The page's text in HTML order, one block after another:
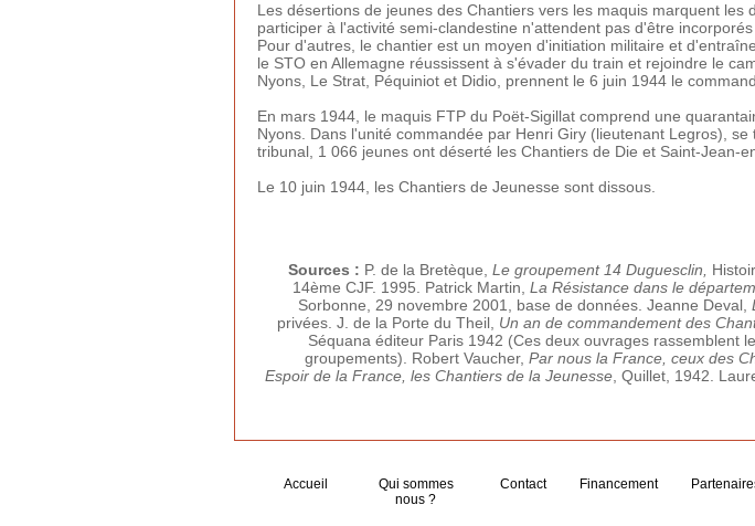
Les désertions de jeunes des Chantiers vers les maquis marquent
participer à l'activité semi-clandestine n'attendent pas d'être
Pour d'autres, le chantier est un moyen d'initiation militaire et
le STO en Allemagne réussissent à s'évader du train et rejoindre le
Nyons, Le Strat, Péquiniot et Didio, prennent le 6 juin 1944 le
En mars 1944, le maquis FTP du Poët-Sigillat comprend une
Nyons. Dans l'unité commandée par Henri Giry (lieutenant Legros),
tribunal, 1 066 jeunes ont déserté les Chantiers de Die et Saint-Jean-
Le 10 juin 1944, les Chantiers de Jeunesse sont dissous.
Sources : P. de la Bretèque, Le groupement 14 Duguesclin,
14ème CJF. 1995. Patrick Martin, La Résistance dans le
Sorbonne, 29 novembre 2001, base de données. Jeanne Deval,
privées. J. de la Porte du Theil, Un an de commandement des
Séquana éditeur Paris 1942 (Ces deux ouvrages rassemblent
groupements). Robert Vaucher, Par nous la France, ceux des
Espoir de la France, les Chantiers de la Jeunesse , Quillet, 1942.
Accueil
Qui sommes
nous ?
Contact Financement